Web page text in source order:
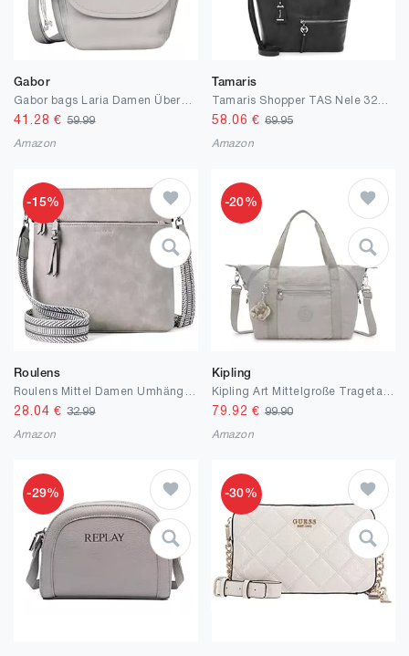
Gabor
Gabor bags Laria Damen Überschlagtasche Umhängetasche Klein Grau
41.28 €59.99
Amazon
Tamaris
58.06 € 69.95
Amazon
-15%
Roulens
28.04 €32.99
Amazon
-20%
Kipling
79.92 € 99.90
Amazon
-29% -30%